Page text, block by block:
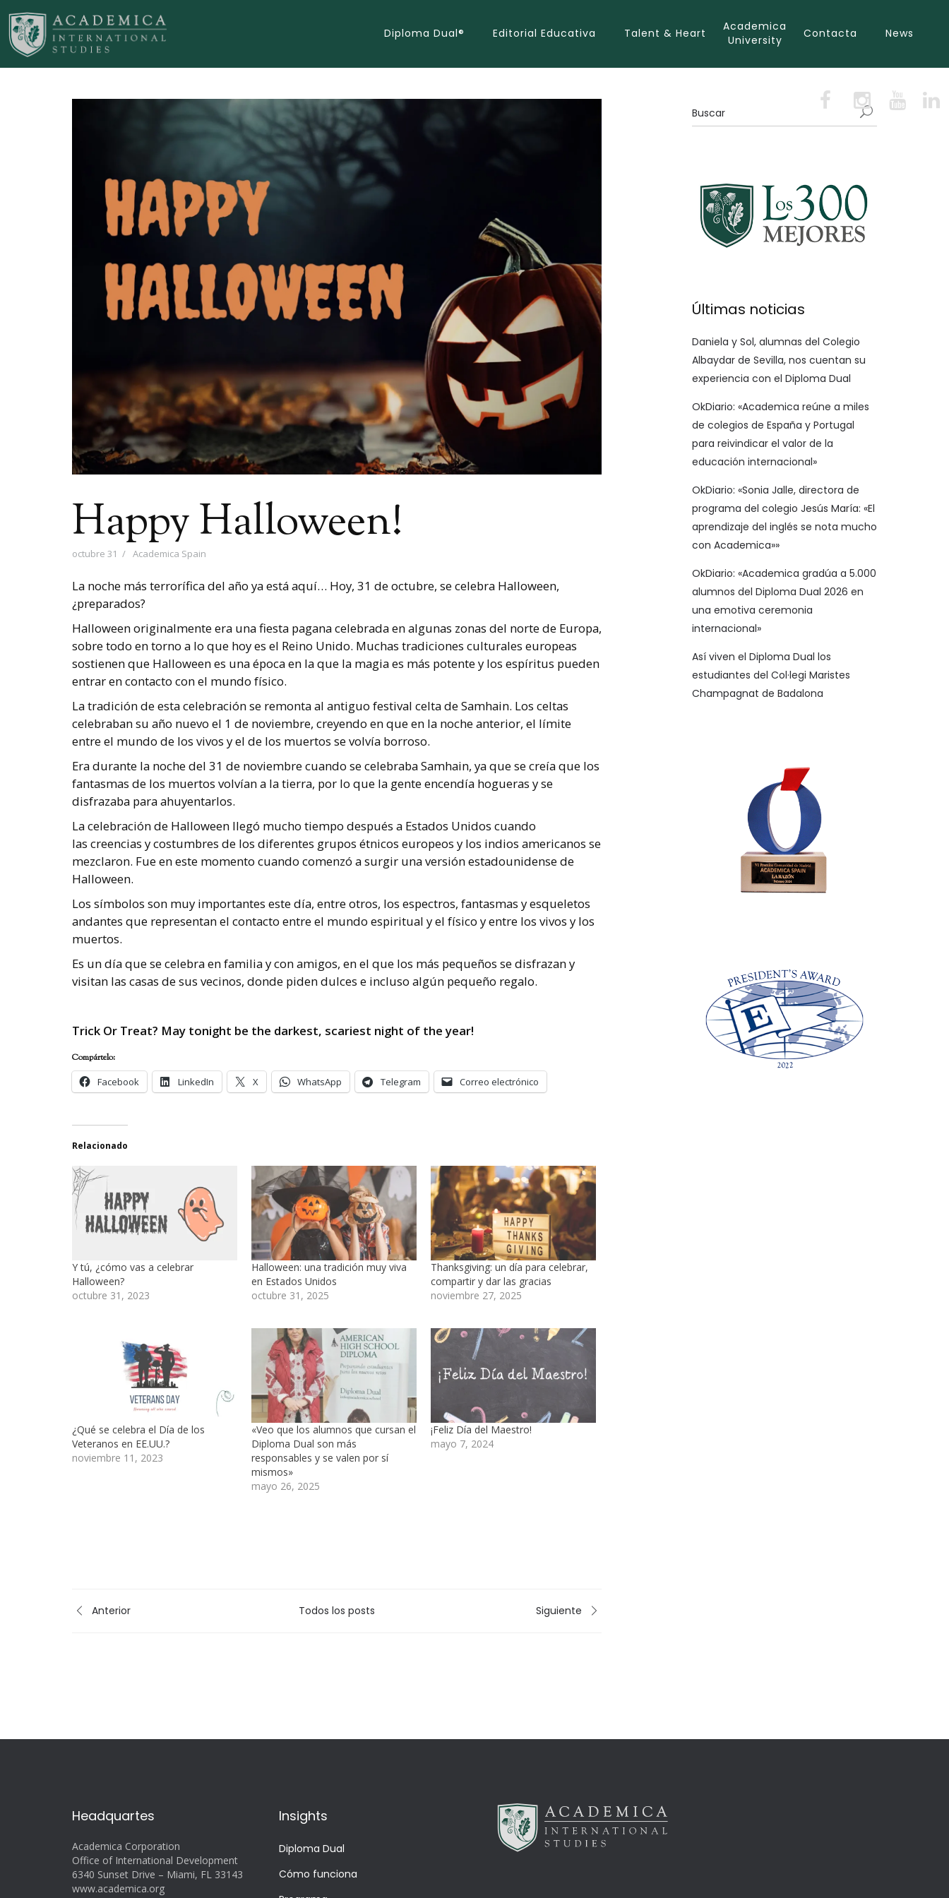
Diploma Dual® Editorial Educativa Talent & Heart
Academica
University
Contacta News
Happy Halloween!
octubre 31 Academica Spain
La noche más terrorífica del año ya está aquí… Hoy, 31 de octubre, se celebra Halloween,
¿preparados?
Halloween originalmente era una fiesta pagana celebrada en algunas zonas del norte de Europa,
sobre todo en torno a lo que hoy es el Reino Unido. Muchas tradiciones culturales europeas
sostienen que Halloween es una época en la que la magia es más potente y los espíritus pueden
entrar en contacto con el mundo físico.
La tradición de esta celebración se remonta al antiguo festival celta de Samhain. Los celtas
celebraban su año nuevo el 1 de noviembre, creyendo en que en la noche anterior, el límite
entre el mundo de los vivos y el de los muertos se volvía borroso.
Era durante la noche del 31 de noviembre cuando se celebraba Samhain, ya que se creía que los
fantasmas de los muertos volvían a la tierra, por lo que la gente encendía hogueras y se
disfrazaba para ahuyentarlos.
La celebración de Halloween llegó mucho tiempo después a Estados Unidos cuando
las creencias y costumbres de los diferentes grupos étnicos europeos y los indios americanos se
mezclaron. Fue en este momento cuando comenzó a surgir una versión estadounidense de
Halloween.
Los símbolos son muy importantes este día, entre otros, los espectros, fantasmas y esqueletos
andantes que representan el contacto entre el mundo espiritual y el físico y entre los vivos y los
muertos.
Es un día que se celebra en familia y con amigos, en el que los más pequeños se disfrazan y
visitan las casas de sus vecinos, donde piden dulces e incluso algún pequeño regalo.
Trick Or Treat? May tonight be the darkest, scariest night of the year!
Compártelo:
Facebook
LinkedIn X WhatsApp Telegram Correo electrónico
Relacionado
Y tú, ¿cómo vas a celebrar
Halloween?
octubre 31, 2023
Halloween: una tradición muy viva
en Estados Unidos
octubre 31, 2025
Thanksgiving: un día para celebrar,
compartir y dar las gracias
noviembre 27, 2025
¿Qué se celebra el Día de los
Veteranos en EE.UU.?
noviembre 11, 2023
«Veo que los alumnos que cursan el
Diploma Dual son más
responsables y se valen por sí
mismos»
mayo 26, 2025
¡Feliz Día del Maestro!
mayo 7, 2024
Anterior Todos los posts Siguiente
Últimas noticias
Daniela y Sol, alumnas del Colegio
Albaydar de Sevilla, nos cuentan su
experiencia con el Diploma Dual
OkDiario: «Academica reúne a miles
de colegios de España y Portugal
para reivindicar el valor de la
educación internacional»
OkDiario: «Sonia Jalle, directora de
programa del colegio Jesús María: «El
aprendizaje del inglés se nota mucho
con Academica»»
OkDiario: «Academica gradúa a 5.000
alumnos del Diploma Dual 2026 en
una emotiva ceremonia
internacional»
Así viven el Diploma Dual los
estudiantes del Col·legi Maristes
Champagnat de Badalona
Headquartes
Academica Corporation
Office of International Development
6340 Sunset Drive – Miami, FL 33143
www.academica.org
Insights
Diploma Dual
Cómo funciona